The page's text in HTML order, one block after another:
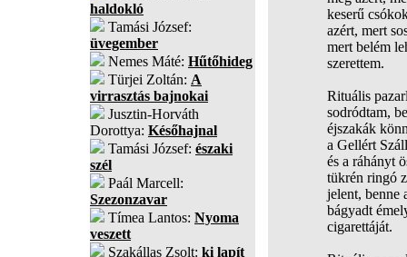
haldokló
Tamási József:
üvegember
Nemes Máté: Hűtőhideg
Türjei Zoltán: A
virrasztás bajnokai
Jusztin-Horváth
Dorottya: Későhajnal
Tamási József: északi
szél
Paál Marcell:
Szezonzavar
Tímea Lantos: Nyoma
veszett
Szakállas Zsolt: ki lapít
keserű
azért, mert
mert belém
szerettem.
Rituális
sodródtam,
éjszakák
a Gellért
és a ráhányt
tükrén ringó
jelent, benne
bágyadt
cigarettáját.